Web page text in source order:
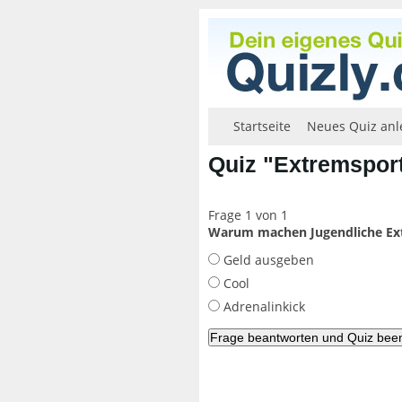
Startseite Neues Quiz
Quiz
Frage 1 von 1
Warum machen Jugendliche
Geld ausgeben
Cool
Adrenalinkick